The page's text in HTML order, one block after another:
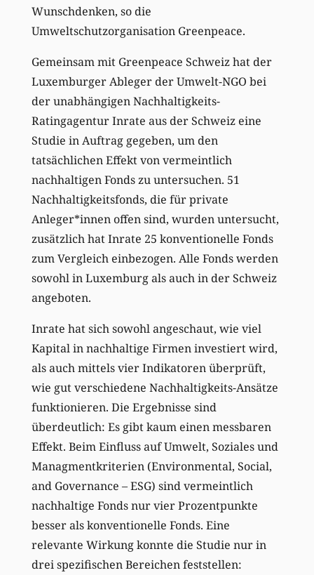
Wunschdenken, so die
Umweltschutzorganisation Greenpeace.
Gemeinsam mit Greenpeace Schweiz hat der
Luxemburger Ableger der Umwelt-NGO bei
der unabhängigen Nachhaltigkeits-
Ratingagentur Inrate aus der Schweiz eine
Studie in Auftrag gegeben, um den
tatsächlichen Effekt von vermeintlich
nachhaltigen Fonds zu untersuchen. 51
Nachhaltigkeitsfonds, die für private
Anleger*innen offen sind, wurden untersucht,
zusätzlich hat Inrate 25 konventionelle Fonds
zum Vergleich einbezogen. Alle Fonds werden
sowohl in Luxemburg als auch in der Schweiz
angeboten.
Inrate hat sich sowohl angeschaut, wie viel
Kapital in nachhaltige Firmen investiert wird,
als auch mittels vier Indikatoren überprüft,
wie gut verschiedene Nachhaltigkeits-Ansätze
funktionieren. Die Ergebnisse sind
überdeutlich: Es gibt kaum einen messbaren
Effekt. Beim Einfluss auf Umwelt, Soziales und
Managmentkriterien (Environmental, Social,
and Governance – ESG) sind vermeintlich
nachhaltige Fonds nur vier Prozentpunkte
besser als konventionelle Fonds. Eine
relevante Wirkung konnte die Studie nur in
drei spezifischen Bereichen feststellen: